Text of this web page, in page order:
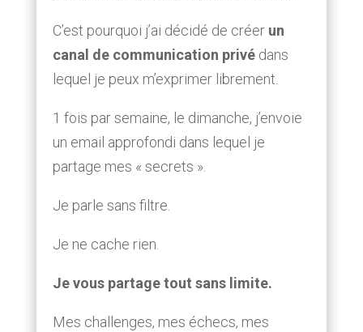
C’est pourquoi j’ai décidé de créer un
canal de communication privé dans
lequel je peux m’exprimer librement.
1 fois par semaine, le dimanche, j’envoie
un email approfondi dans lequel je
partage mes « secrets ».
Je parle sans filtre.
Je ne cache rien.
Je vous partage tout sans limite.
Mes challenges, mes échecs, mes